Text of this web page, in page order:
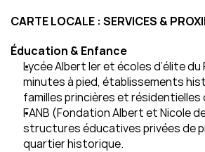
CARTE LOCALE : SERVICES &
Éducation & Enfance
Lycée Albert Ier et écoles d’élite
minutes à pied, établissements
familles princières et résidentielles
FANB (Fondation Albert et Nicole
structures éducatives privées de
quartier historique.